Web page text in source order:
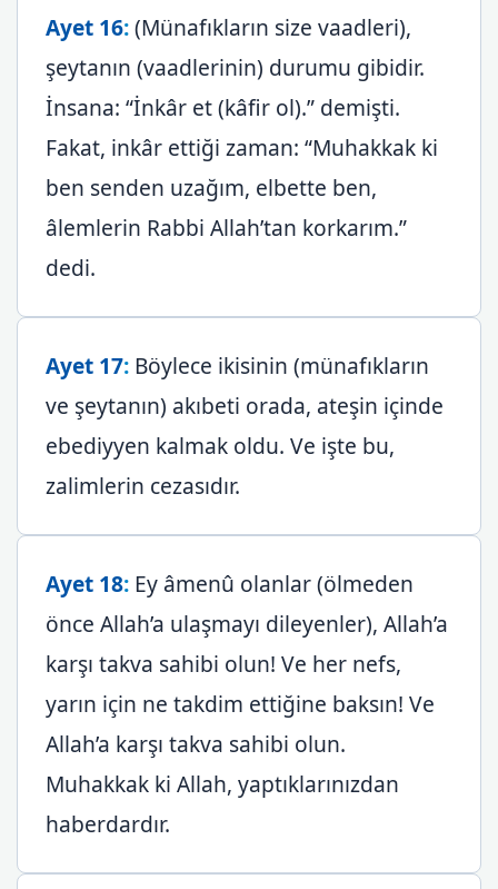
Ayet 16:(Münafıkların size vaadleri),
şeytanın (vaadlerinin) durumu gibidir.
İnsana: “İnkâr et (kâfir ol).” demişti.
Fakat, inkâr ettiği zaman: “Muhakkak ki
ben senden uzağım, elbette ben,
âlemlerin Rabbi Allah’tan korkarım.”
dedi.
Ayet 17: Böylece ikisinin (münafıkların
ve şeytanın) akıbeti orada, ateşin içinde
ebediyyen kalmak oldu. Ve işte bu,
zalimlerin cezasıdır.
Ayet 18: Ey âmenû olanlar (ölmeden
önce Allah’a ulaşmayı dileyenler), Allah’a
karşı takva sahibi olun! Ve her nefs,
yarın için ne takdim ettiğine baksın! Ve
Allah’a karşı takva sahibi olun.
Muhakkak ki Allah, yaptıklarınızdan
haberdardır.